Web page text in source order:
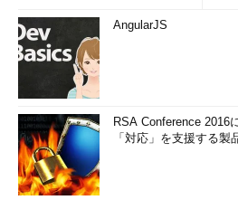
ていたが、先日特許の期限切
——DSA
名のみの機能を持ち、暗号化
ない
——Diffie-Hellman
AngularJS
RSA Conference 2016
「対応」を支援する製